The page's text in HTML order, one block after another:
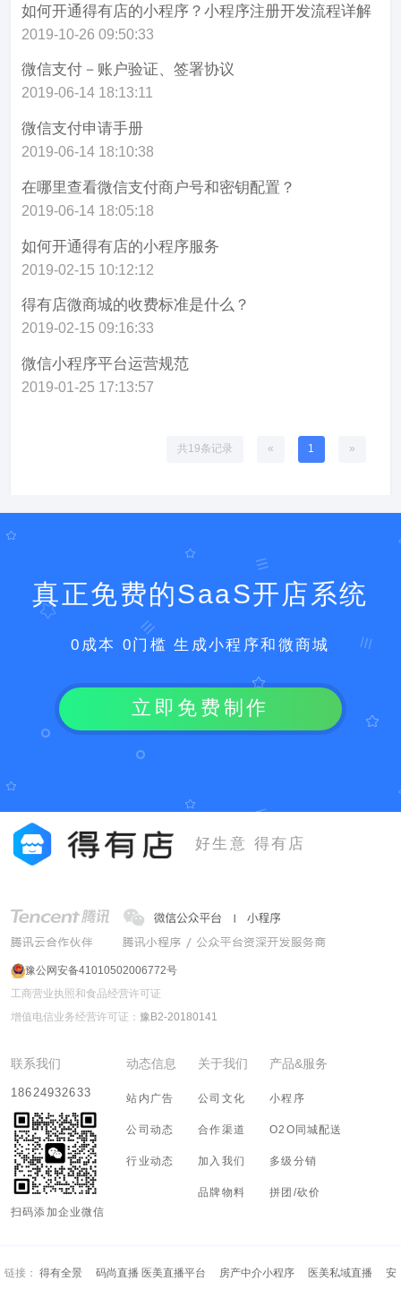
如何开通得有店的小程序？小程序注册开发流程详解
2019-10-26 09:50:33
微信支付－账户验证、签署协议
2019-06-14 18:13:11
微信支付申请手册
2019-06-14 18:10:38
在哪里查看微信支付商户号和密钥配置？
2019-06-14 18:05:18
如何开通得有店的小程序服务
2019-02-15 10:12:12
得有店微商城的收费标准是什么？
2019-02-15 09:16:33
微信小程序平台运营规范
2019-01-25 17:13:57
共19条记录 « 1 »
真正免费的SaaS开店系统
0成本 0门槛 生成小程序和微商城
立即免费制作
好生意 得有店
豫公网安备41010502006772号
工商营业执照和食品经营许可证
增值电信业务经营许可证： 豫B2-20180141
联系我们
18624932633
扫码添加企业微信
动态信息
站内广告
公司动态
行业动态
关于我们
公司文化
合作渠道
加入我们
品牌物料
产品&服务
小程序
O2O同城配送
多级分销
拼团/砍价
链接： 得有全景 码尚直播 医美直播平台 房产中介小程序 医美私域直播 安